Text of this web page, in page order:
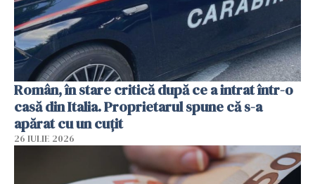
Român, în stare critică după ce a intrat într-o
casă din Italia. Proprietarul spune că s-a
apărat cu un cuțit
26 IULIE 2026